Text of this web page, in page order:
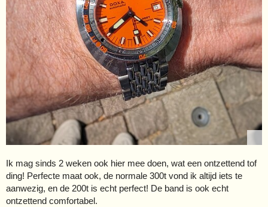
Ik mag sinds 2 weken ook hier mee doen, wat een ontzettend tof
ding! Perfecte maat ook, de normale 300t vond ik altijd iets te
aanwezig, en de 200t is echt perfect! De band is ook echt
ontzettend comfortabel.